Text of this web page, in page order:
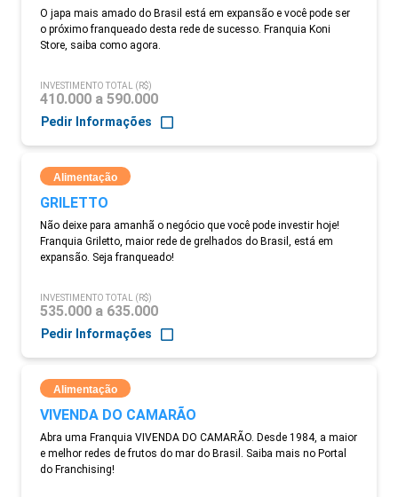
O japa mais amado do Brasil está em expansão e você pode ser
o próximo franqueado desta rede de sucesso. Franquia Koni
Store, saiba como agora.
INVESTIMENTO TOTAL (R$)
410.000 a 590.000
Pedir Informações
Alimentação
GRILETTO
Não deixe para amanhã o negócio que você pode investir hoje!
Franquia Griletto, maior rede de grelhados do Brasil, está em
expansão. Seja franqueado!
INVESTIMENTO TOTAL (R$)
535.000 a 635.000
Pedir Informações
Alimentação
VIVENDA DO CAMARÃO
Abra uma Franquia VIVENDA DO CAMARÃO. Desde 1984, a maior
e melhor redes de frutos do mar do Brasil. Saiba mais no Portal
do Franchising!